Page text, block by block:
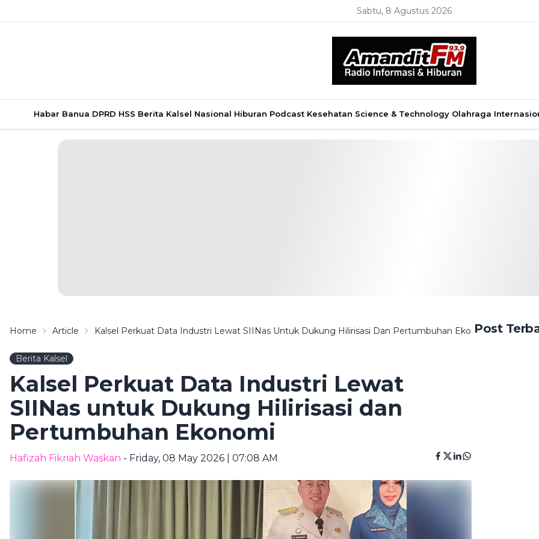
Sabtu, 8 Agustus 2026
Habar Banua DPRD HSS Berita Kalsel Nasional Hiburan Podcast Kesehatan Science & Technology Olahraga
Home Article Kalsel Perkuat Data Industri Lewat SIINas Untuk Dukung Hilirisasi Dan Pertumbuhan Ekonomi
Berita Kalsel
Kalsel Perkuat Data Industri Lewat
SIINas untuk Dukung Hilirisasi dan
Pertumbuhan Ekonomi
Hafizah Fikriah Waskan - Friday, 08 May 2026 | 07:08 AM
Post